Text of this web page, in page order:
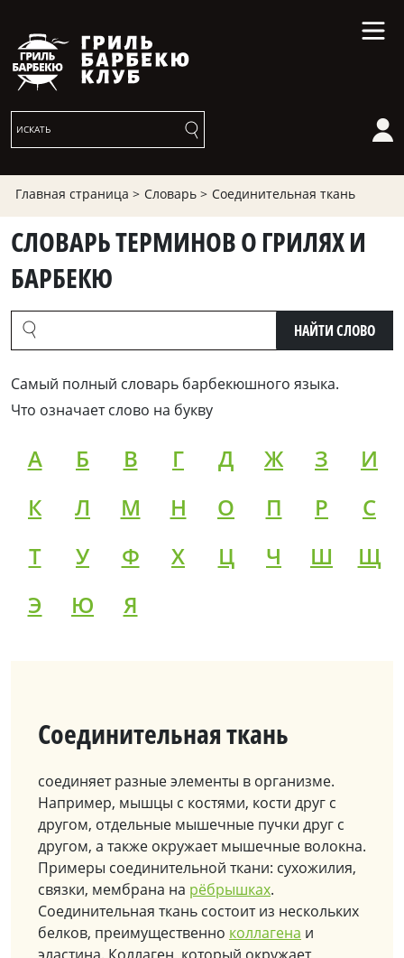
Главная страница > Словарь > Соединительная ткань
СЛОВАРЬ ТЕРМИНОВ О ГРИЛЯХ И
БАРБЕКЮ
НАЙТИ СЛОВО
Cамый полный словарь барбекюшного языка.
Что означает слово на букву
А Б В Г Д Ж З
И
К
Л М Н О П Р
С
Т
У Ф Х Ц Ч Ш
Щ
Э
Ю Я
Соединительная ткань
соединяет разные элементы в организме.
Например, мышцы с костями, кости друг с
другом, отдельные мышечные пучки друг с
другом, а также окружает мышечные волокна.
Примеры соединительной ткани: сухожилия,
связки, мембрана на рёбрышках.
Соединительная ткань состоит из нескольких
белков, преимущественно коллагена и